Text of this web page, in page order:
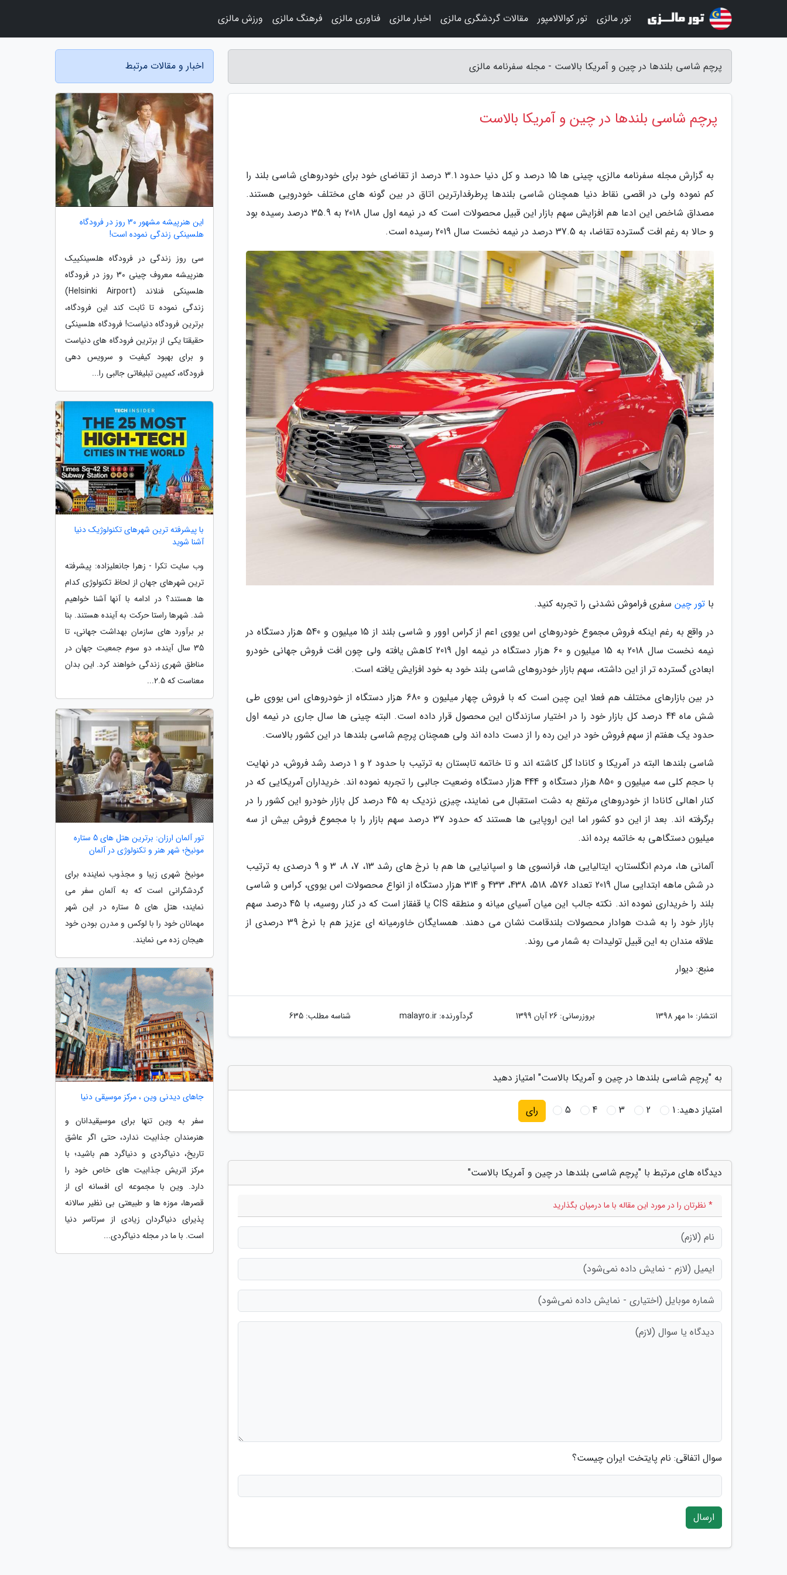
پرچم شاسی بلندها در چین و آمریکا بالاست - مجله سفرنامه مالزی
پرچم شاسی بلندها در چین و آمریکا بالاست
به گزارش مجله سفرنامه مالزی، چینی ها 15 درصد و کل دنیا حدود 3.1 درصد از تقاضای خود برای خودروهای شاسی بلند را
کم نموده ولی در اقصی نقاط دنیا همچنان شاسی بلندها پرطرفدارترین اتاق در بین گونه های مختلف خودرویی هستند.
مصداق شاخص این ادعا هم افزایش سهم بازار این قبیل محصولات است که در نیمه اول سال 2018 به 35.9 درصد رسیده بود
و حالا به رغم افت گسترده تقاضا، به 37.5 درصد در نیمه نخست سال 2019 رسیده است.
با تور چین سفری فراموش نشدنی را تجربه کنید.
در واقع به رغم اینکه فروش مجموع خودروهای اس یووی اعم از کراس اوور و شاسی بلند از 15 میلیون و 540 هزار دستگاه در
نیمه نخست سال 2018 به 15 میلیون و 60 هزار دستگاه در نیمه اول 2019 کاهش یافته ولی چون افت فروش جهانی خودرو
ابعادی گسترده تر از این داشته، سهم بازار خودروهای شاسی بلند خود به خود افزایش یافته است.
در بین بازارهای مختلف هم فعلا این چین است که با فروش چهار میلیون و 680 هزار دستگاه از خودروهای اس یووی طی
شش ماه 44 درصد کل بازار خود را در اختیار سازندگان این محصول قرار داده است. البته چینی ها سال جاری در نیمه اول
حدود یک هفتم از سهم فروش خود در این رده را از دست داده اند ولی همچنان پرچم شاسی بلندها در این کشور بالاست.
شاسی بلندها البته در آمریکا و کانادا گل کاشته اند و تا خاتمه تابستان به ترتیب با حدود 2 و 1 درصد رشد فروش، در نهایت
با حجم کلی سه میلیون و 850 هزار دستگاه و 444 هزار دستگاه وضعیت جالبی را تجربه نموده اند. خریداران آمریکایی که در
کنار اهالی کانادا از خودروهای مرتفع به دشت استقبال می نمایند، چیزی نزدیک به 45 درصد کل بازار خودرو این کشور را در
برگرفته اند. بعد از این دو کشور اما این اروپایی ها هستند که حدود 37 درصد سهم بازار را با مجموع فروش بیش از سه
میلیون دستگاهی به خاتمه برده اند.
آلمانی ها، مردم انگلستان، ایتالیایی ها، فرانسوی ها و اسپانیایی ها هم با نرخ های رشد 13، 7، 8، 3 و 9 درصدی به ترتیب
در شش ماهه ابتدایی سال 2019 تعداد 576، 518، 438، 433 و 314 هزار دستگاه از انواع محصولات اس یووی، کراس و شاسی
بلند را خریداری نموده اند. نکته جالب این میان آسیای میانه و منطقه CIS یا قفقاز است که در کنار روسیه، با 45 درصد سهم
بازار خود را به شدت هوادار محصولات بلندقامت نشان می دهند. همسایگان خاورمیانه ای عزیز هم با نرخ 39 درصدی از
علاقه مندان به این قبیل تولیدات به شمار می روند.
منبع: دیوار
انتشار: 10 مهر 1398 بروزرسانی: 26 آبان 1399 گردآورنده:malayro.ir شناسه مطلب: 635
به "پرچم شاسی بلندها در چین و آمریکا بالاست" امتیاز دهید
امتیاز دهید:1
2
3
4
5 رای
دیدگاه های مرتبط با "پرچم شاسی بلندها در چین و آمریکا بالاست"
* نظرتان را در مورد این مقاله با ما درمیان بگذارید
سوال اتفاقی: نام پایتخت ایران چیست؟
ارسال
اخبار و مقالات مرتبط
این هنرپیشه مشهور 30 روز در فرودگاه
هلسینکی زندگی نموده است!
سی روز زندگی در فرودگاه هلسینکییک
هنرپیشه معروف چینی 30 روز در فرودگاه
هلسینکی فنلاند (Helsinki Airport)
زندگی نموده تا ثابت کند این فرودگاه،
برترین فرودگاه دنیاست! فرودگاه هلسینکی
حقیقتا یکی از برترین فرودگاه های دنیاست
و برای بهبود کیفیت و سرویس دهی
فرودگاه، کمپین تبلیغاتی جالبی را...
با پیشرفته ترین شهرهای تکنولوژیک دنیا
آشنا شوید
وب سایت تکرا - زهرا جانعلیزاده: پیشرفته
ترین شهرهای جهان از لحاظ تکنولوژی کدام
ها هستند؟ در ادامه با آنها آشنا خواهیم
شد. شهرها راستا حرکت به آینده هستند. بنا
بر برآورد های سازمان بهداشت جهانی، تا
35 سال آینده، دو سوم جمعیت جهان در
مناطق شهری زندگی خواهند کرد. این بدان
معناست که 2.5...
تور آلمان ارزان: برترین هتل های 5 ستاره
مونیخ؛ شهر هنر و تکنولوژی در آلمان
مونیخ شهری زیبا و مجذوب نماینده برای
گردشگرانی است که به آلمان سفر می
نمایند؛ هتل های 5 ستاره در این شهر
مهمانان خود را با لوکس و مدرن بودن خود
هیجان زده می نمایند.
جاهای دیدنی وین ، مرکز موسیقی دنیا
سفر به وین تنها برای موسیقیدانان و
هنرمندان جذابیت ندارد، حتی اگر عاشق
تاریخ، دنیاگردی و دنیاگرد هم باشید؛ با
مرکز اتریش جذابیت های خاص خود را
دارد. وین با مجموعه ای افسانه ای از
قصرها، موزه ها و طبیعتی بی نظیر سالانه
پذیرای دنیاگردان زیادی از سرتاسر دنیا
است. با ما در مجله دنیاگردی...
تور مالزی تور کوالالامپور مقالات گردشگری مالزی اخبار مالزی فناوری مالزی فرهنگ مالزی ورزش مالزی